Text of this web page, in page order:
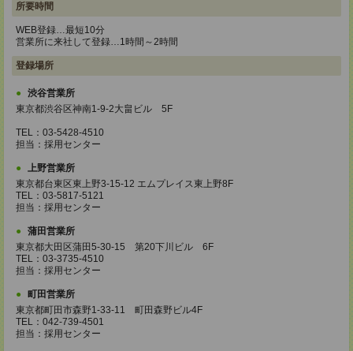
所要時間
WEB登録…最短10分
営業所に来社して登録…1時間～2時間
登録場所
渋谷営業所
東京都渋谷区神南1-9-2大畠ビル 5F
TEL：03-5428-4510
担当：採用センター
上野営業所
東京都台東区東上野3-15-12 エムプレイス東上野8F
TEL：03-5817-5121
担当：採用センター
蒲田営業所
東京都大田区蒲田5-30-15 第20下川ビル 6F
TEL：03-3735-4510
担当：採用センター
町田営業所
東京都町田市森野1-33-11 町田森野ビル4F
TEL：042-739-4501
担当：採用センター